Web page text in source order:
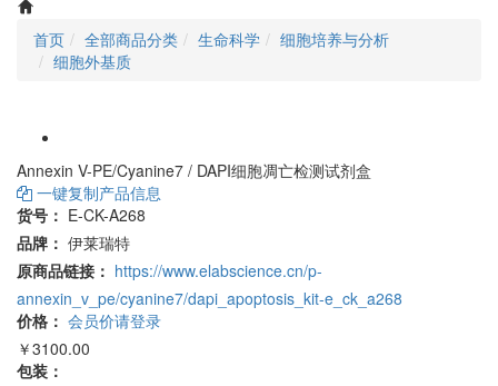
首页 全部商品分类 生命科学
细胞培养与分析
细胞外基质
Annexin V-PE/Cyanine7 / DAPI细胞凋亡检测试剂盒
一键复制产品信息
货号： E-CK-A268
品牌： 伊莱瑞特
原商品链接： https://www.elabscience.cn/p-
annexin_v_pe/cyanine7/dapi_apoptosis_kit-e_ck_a268
价格： 会员价请登录
￥3100.00
包装：